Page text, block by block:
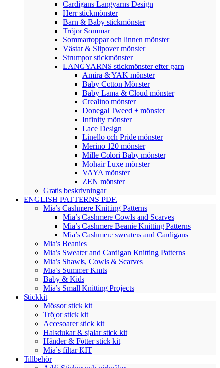
Cardigans Langyarns Design
Herr stickmönster
Barn & Baby stickmönster
Tröjor Sommar
Sommartoppar och linnen mönster
Västar & Slipover mönster
Strumpor stickmönster
LANGYARNS stickmönster efter garn
Amira & YAK mönster
Baby Cotton Mönster
Baby Lama & Cloud mönster
Crealino mönster
Donegal Tweed + mönster
Infinity mönster
Lace Design
Linello och Pride mönster
Merino 120 mönster
Mille Colori Baby mönster
Mohair Luxe mönster
VAYA mönster
ZEN mönster
Gratis beskrivningar
ENGLISH PATTERNS PDF.
Mia’s Cashmere Knitting Patterns
Mia’s Cashmere Cowls and Scarves
Mia’s Cashmere Beanie Knitting Patterns
Mia’s Cashmere sweaters and Cardigans
Mia’s Beanies
Mia’s Sweater and Cardigan Knitting Patterns
Mia’s Shawls, Cowls & Scarves
Mia’s Summer Knits
Baby & Kids
Mia’s Small Knitting Projects
Stickkit
Mössor stick kit
Tröjor stick kit
Accesoarer stick kit
Halsdukar & sjalar stick kit
Händer & Fötter stick kit
Mia`s filtar KIT
Tillbehör